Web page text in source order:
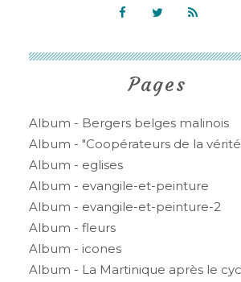
Pages
Album - Bergers belges malinois
Album - "Coopérateurs de la
Album - eglises
Album - evangile-et-peinture
Album - evangile-et-peinture-2
Album - fleurs
Album - icones
Album - La Martinique après le